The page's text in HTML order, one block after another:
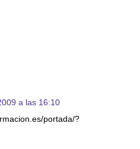
a las 16:10
portada/?